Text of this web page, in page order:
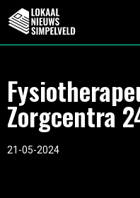
Zorgcentra
21-05-2024